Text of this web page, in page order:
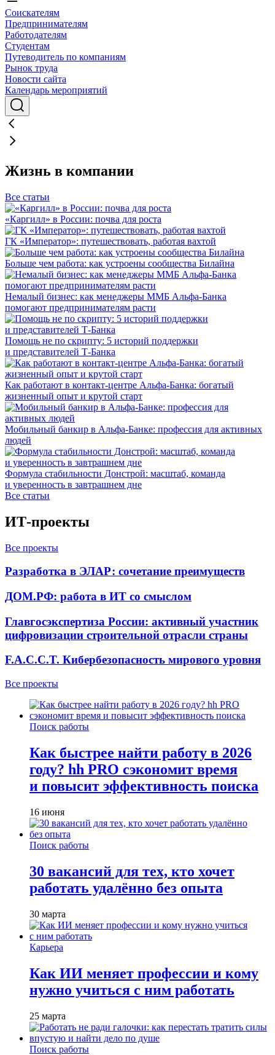
Соискателям
Предпринимателям
Работодателям
Студентам
Путеводитель по компаниям
Рынок труда
Новости сайта
Календарь мероприятий
Жизнь в компании
Все статьи
«Каргилл» в России: почва для роста
ГК «Император»: путешествовать, работая вахтой
Больше чем работа: как устроены сообщества Билайна
Немалый бизнес: как менеджеры ММБ Альфа-Банка
помогают предпринимателям расти
Помощь не по скрипту: 5 историй поддержки
и представителей Т-Банка
Как работают в контакт-центре Альфа-Банка: богатый
жизненный опыт и крутой старт
Мобильный банкир в Альфа-Банке: профессия для активных
людей
Формула стабильности Донстрой: масштаб, команда
и уверенность в завтрашнем дне
Все статьи
ИТ-проекты
Все проекты
Разработка в ЭЛАР: сочетание преимуществ
ДОМ.РФ: работа в ИТ со смыслом
Главгосэкспертиза России: активный участник
цифровизации строительной отрасли страны
F.A.C.C.T. Кибербезопасность мирового уровня
Все проекты
Поиск работы
Как быстрее найти работу в 2026
году? hh PRO сэкономит время
и повысит эффективность поиска
16 июня
Поиск работы
30 вакансий для тех, кто хочет
работать удалённо без опыта
30 марта
Карьера
Как ИИ меняет профессии и кому
нужно учиться с ним работать
25 марта
Поиск работы